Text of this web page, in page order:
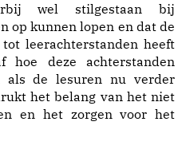
wel stilgestaan bij
op kunnen lopen en dat de
leerachterstanden heeft
deze achterstanden
als de lesuren nu verder
het belang van het niet
en het zorgen voor het